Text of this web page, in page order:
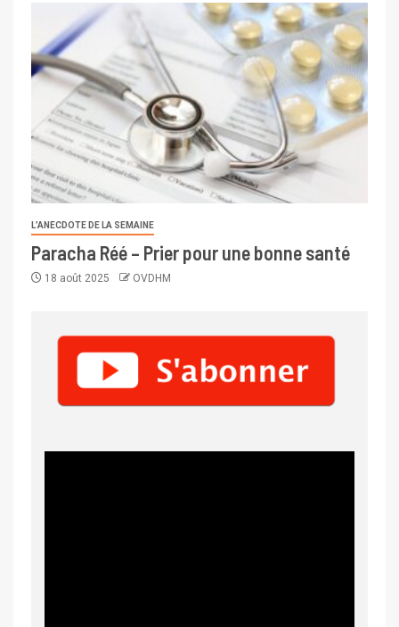
L’ANECDOTE DE LA SEMAINE
Paracha Réé – Prier pour une bonne santé
18 août 2025 OVDHM